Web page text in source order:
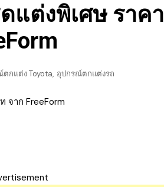
แต่งพิเศษ ราคา
กแต่ง Toyota, อุปกรณ์ตกแต่งรถ